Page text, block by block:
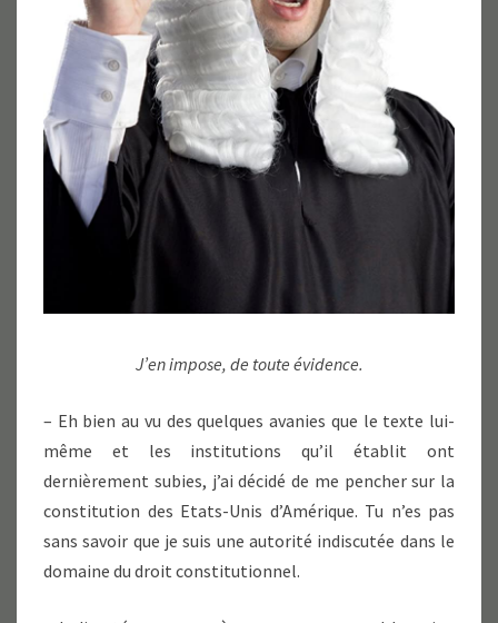
J’en impose, de toute évidence.
– Eh bien au vu des quelques avanies que le texte lui-
même et les institutions qu’il établit ont
dernièrement subies, j’ai décidé de me pencher sur la
constitution des Etats-Unis d’Amérique. Tu n’es pas
sans savoir que je suis une autorité indiscutée dans le
domaine du droit constitutionnel.